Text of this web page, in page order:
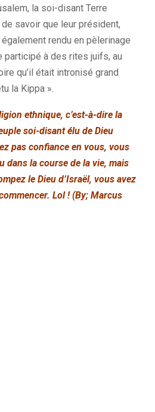
la soi-disant Terre
savoir que leur président,
rendu en pèlerinage
participé à des rites juifs, au
qu’il était intronisé grand
la Kippa ».
ethnique, c’est-à-dire la
soi-disant élu de Dieu
pas confiance en vous, vous
dans la course de la vie, mais
le Dieu d’Israël, vous avez
Lol ! (By; Marcus